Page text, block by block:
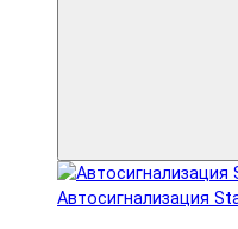
Автосигнализация